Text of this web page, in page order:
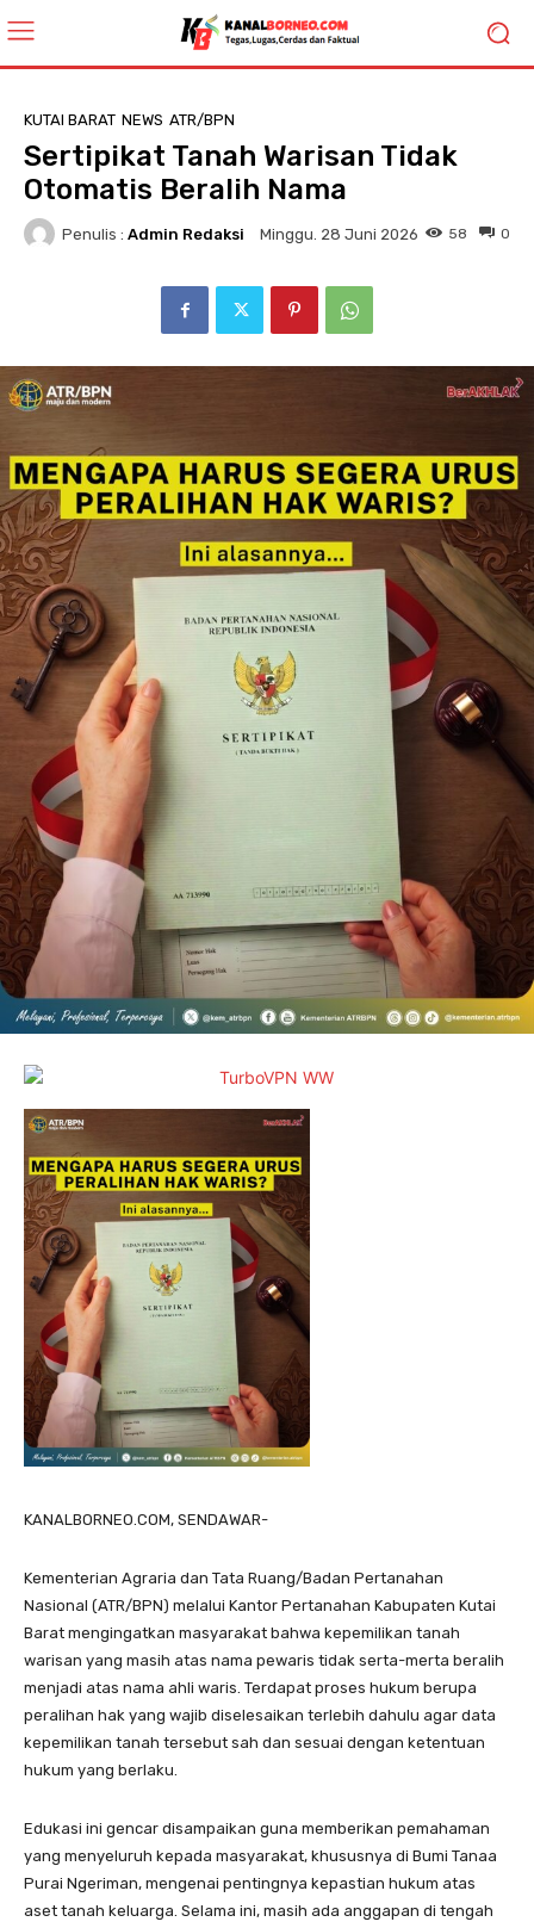
KUTAI BARAT NEWS ATR/BPN
Sertipikat Tanah Warisan Tidak
Otomatis Beralih Nama
Penulis : Admin Redaksi Minggu. 28 Juni 2026 0
58
KANALBORNEO.COM, SENDAWAR-
Kementerian Agraria dan Tata Ruang/Badan Pertanahan
Nasional (ATR/BPN) melalui Kantor Pertanahan Kabupaten Kutai
Barat mengingatkan masyarakat bahwa kepemilikan tanah
warisan yang masih atas nama pewaris tidak serta-merta beralih
menjadi atas nama ahli waris. Terdapat proses hukum berupa
peralihan hak yang wajib diselesaikan terlebih dahulu agar data
kepemilikan tanah tersebut sah dan sesuai dengan ketentuan
hukum yang berlaku.
Edukasi ini gencar disampaikan guna memberikan pemahaman
yang menyeluruh kepada masyarakat, khususnya di Bumi Tanaa
Purai Ngeriman, mengenai pentingnya kepastian hukum atas
aset tanah keluarga. Selama ini, masih ada anggapan di tengah